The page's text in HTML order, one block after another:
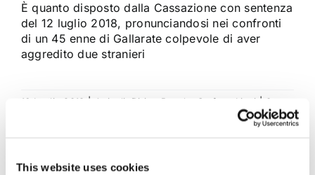
This website uses cookies
È quanto disposto dalla Cassazione con sentenza
del 12 luglio 2018, pronunciandosi nei confronti
di un 45 enne di Gallarate colpevole di aver
aggredito due stranieri
16 Luglio 2018 | Articoli Diritto Penale Stefano Liani | 0